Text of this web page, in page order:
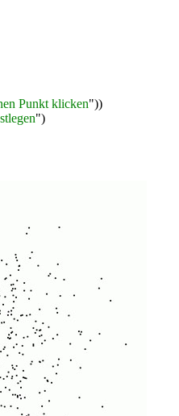
Punkt klicken"))
")